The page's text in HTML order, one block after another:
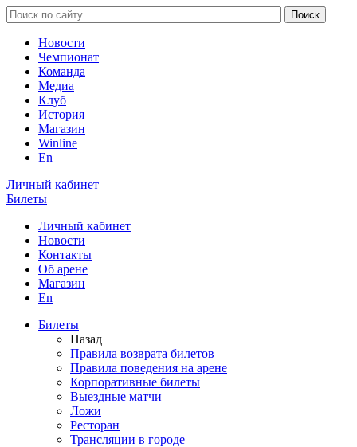
Новости
Чемпионат
Команда
Медиа
Клуб
История
Магазин
Winline
En
Личный кабинет
Билеты
Личный кабинет
Новости
Контакты
Об арене
Магазин
En
Билеты
Назад
Правила возврата билетов
Правила поведения на арене
Корпоративные билеты
Выездные матчи
Ложи
Ресторан
Трансляции в городе